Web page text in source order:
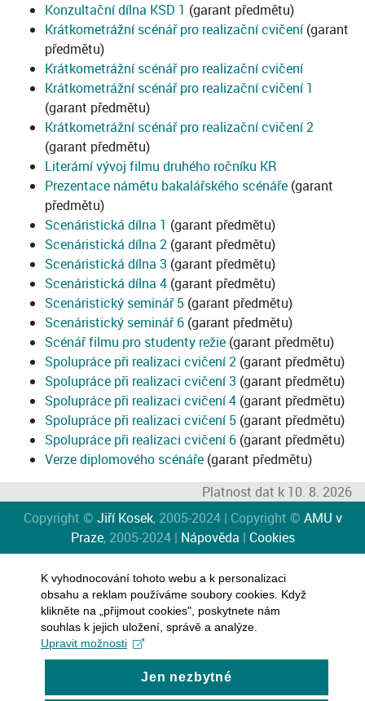
Konzultační dílna KSD 1 (garant předmětu)
Krátkometrážní scénář pro realizační cvičení(garant
předmětu)
Krátkometrážní scénář pro realizační cvičení
Krátkometrážní scénář pro realizační cvičení 1
(garant předmětu)
Krátkometrážní scénář pro realizační cvičení 2
(garant předmětu)
Literární vývoj filmu druhého ročníku KR
Prezentace námětu bakalářského scénáře (garant
předmětu)
Scenáristická dílna 1 (garant předmětu)
Scenáristická dílna 2 (garant předmětu)
Scenáristická dílna 3 (garant předmětu)
Scenáristická dílna 4 (garant předmětu)
Scenáristický seminář 5 (garant předmětu)
Scenáristický seminář 6 (garant předmětu)
Scénář filmu pro studenty režie (garant předmětu)
Spolupráce při realizaci cvičení 2 (garant předmětu)
Spolupráce při realizaci cvičení 3 (garant předmětu)
Spolupráce při realizaci cvičení 4 (garant předmětu)
Spolupráce při realizaci cvičení 5 (garant předmětu)
Spolupráce při realizaci cvičení 6 (garant předmětu)
Verze diplomového scénáře (garant předmětu)
Platnost dat k 10. 8. 2026
Copyright © Jiří Kosek, 2005-2024 | Copyright © AMU v
Praze, 2005-2024 | Nápověda | Cookies
K vyhodnocování tohoto webu a k personalizaci
obsahu a reklam používáme soubory cookies. Když
klikněte na „přijmout cookies", poskytnete nám
souhlas k jejich uložení, správě a analýze.
Upravit možnosti
Jen nezbytné